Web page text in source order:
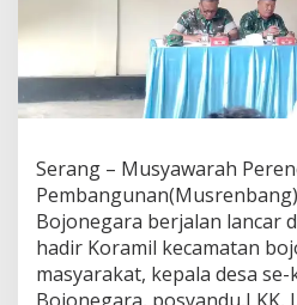
Serang – Musyawarah
Bojonegara berjalan lancar
hadir Koramil kecamatan
masyarakat, kepala desa se-